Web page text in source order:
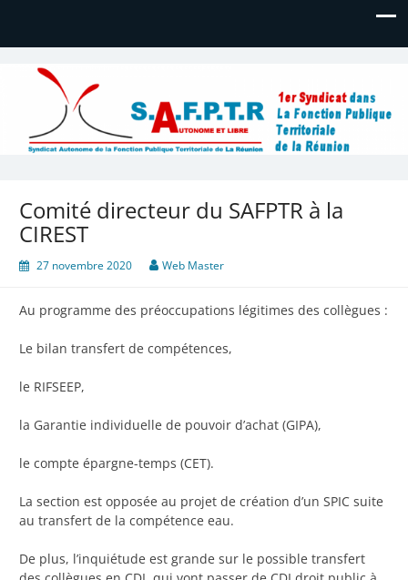
Syndicat Autonome de la
Fonction Publique Territoriale de
La Réunion
Bienvenue
Comité directeur du SAFPTR à la
CIREST
27 novembre 2020 Web Master
Au programme des préoccupations légitimes des collègues :
Le bilan transfert de compétences,
le RIFSEEP,
la Garantie individuelle de pouvoir d’achat (GIPA),
le compte épargne-temps (CET).
La section est opposée au projet de création d’un SPIC suite
au transfert de la compétence eau.
De plus, l’inquiétude est grande sur le possible transfert